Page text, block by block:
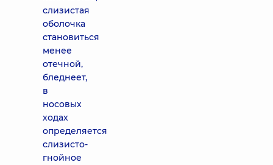
слизистая
оболочка
становиться
менее
отечной,
бледнеет,
в
носовых
ходах
определяется
слизисто-
гнойное